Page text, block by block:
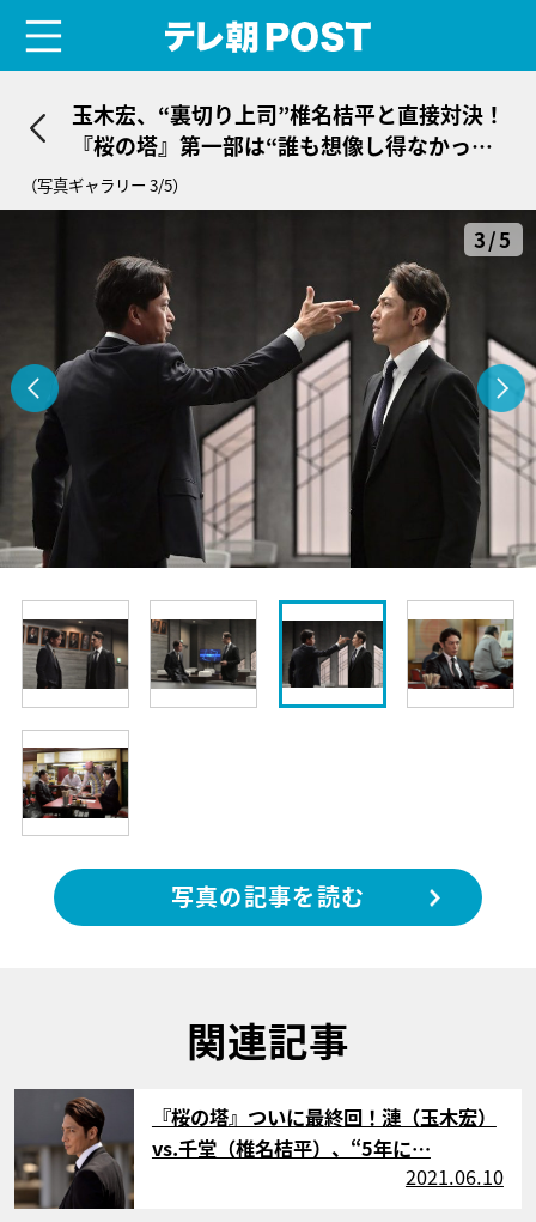
玉木宏、“裏切り上司”椎名桔平と直接対決！
『桜の塔』第一部は“誰も想像し得なかった
結末”に
（写真ギャラリー 3/5）
3/5
写真の記事を読む
関連記事
サムネイル
『桜の塔』ついに最終回！漣（玉木宏）
vs.千堂（椎名桔平）、“5年に…
2021.06.10